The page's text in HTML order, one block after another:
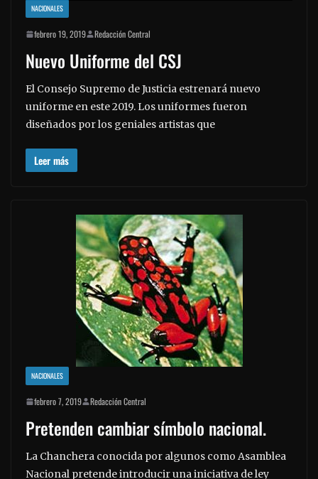
NACIONALES
febrero 19, 2019 Redacción Central
Nuevo Uniforme del CSJ
El Consejo Supremo de Justicia estrenará nuevo
uniforme en este 2019. Los uniformes fueron
diseñados por los geniales artistas que
Leer más
NACIONALES
febrero 7, 2019 Redacción Central
Pretenden cambiar símbolo nacional.
La Chanchera conocida por algunos como Asamblea
Nacional pretende introducir una iniciativa de ley